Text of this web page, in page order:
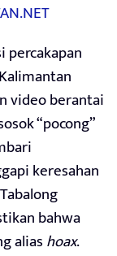
percakapan
video berantai
“pocong”
keresahan
bahwa
aliashoax.